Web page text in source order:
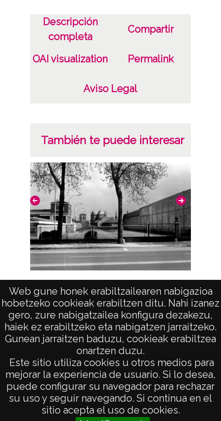
Web gune honek erabiltzailearen nabigazioa
hobetzeko cookieak erabiltzen ditu. Nahi izanez
gero, zure nabigatzailea konfigura dezakezu,
haiek ez erabiltzeko eta nabigatzen jarraitzeko.
Gunean jarraitzen baduzu, cookieak erabiltzea
onartzen duzu.
Este sitio utiliza cookies u otros medios para
mejorar la experiencia de usuario. Si lo desea,
puede configurar su navegador para rechazar
su uso y seguir navegando. Si continua en el
sitio acepta el uso de cookies.
C;
19400101
1940, enero, 1 a 1960, diciembre, 31 -
Notas
Nº de identificación: 17438 Duplicado del
negativo: R. 124 / F. 2 / N. 33 Duplicado del
positivo: 7369;
Licencia de las imágenes
CC BY-NC-SA 4.0
Descripción
completa
Compartir
OAI visualization Permalink
Aviso Legal
También te puede interesar
Vista (BETOÑO)
AVISO LEGAL
POLÍTICA DE PRIVACIDAD
ACCESIBILIDAD
ATENCIÓN CIUDADANA